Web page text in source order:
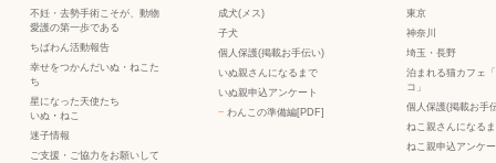
不妊・去勢手術こそが、動物
愛護の第一歩である
ちばわん活動報告
幸せをつかんだいぬ・ねこた
ち
星になった天使たち
いぬ ・ ねこ
迷子情報
ご支援・ご協力をお願いして
成犬(メス)
子犬
個人保護(掲載お手伝い)
いぬ親さんになるまで
いぬ親申込アンケート
− わんこの準備編[PDF]
東京
神奈川
埼玉・長野
泊まれる猫カフェ
コ」
個人保護(掲載お手
ねこ親さんになる
ねこ親申込アンケ